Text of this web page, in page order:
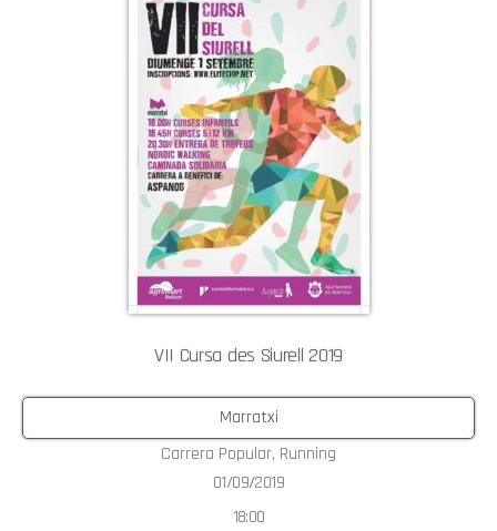
VII Cursa des Siurell 2019
Marratxi
Carrera Popular, Running
01/09/2019
18:00